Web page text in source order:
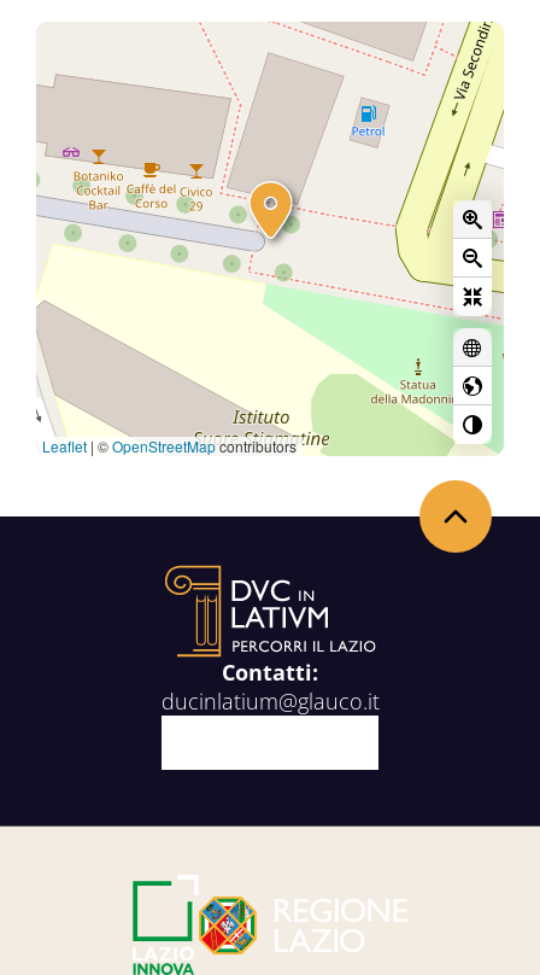
Leaflet | ©OpenStreetMapcontributors
Contatti:
ducinlatium@glauco.it
Torna in alto